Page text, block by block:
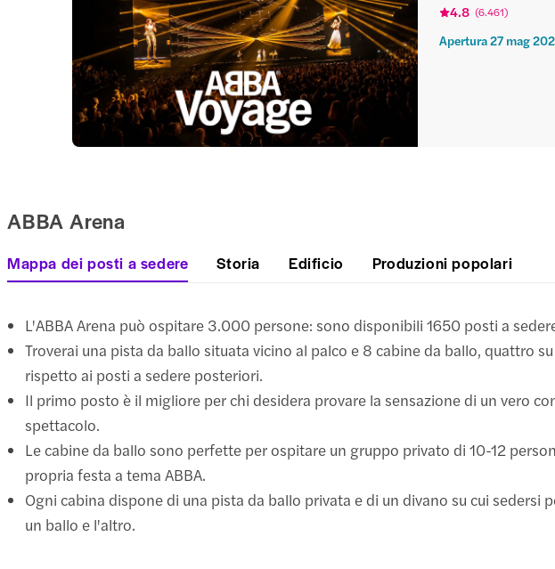
4.8 (6.461)
Apertura27 mag
ABBA Arena
Mappa dei posti a sedere Storia Edificio Produzioni popolari
L'ABBA Arena può ospitare 3.000 persone: sono disponibili 1650 posti a
Troverai una pista da ballo situata vicino al palco e 8 cabine da ballo, quattro
rispetto ai posti a sedere posteriori.
Il primo posto è il migliore per chi desidera provare la sensazione di un vero
spettacolo.
Le cabine da ballo sono perfette per ospitare un gruppo privato di 10-12
propria festa a tema ABBA.
Ogni cabina dispone di una pista da ballo privata e di un divano su cui sedersi
un ballo e l'altro.